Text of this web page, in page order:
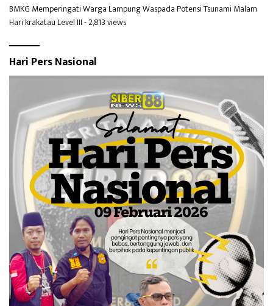
BMKG Memperingati Warga Lampung Waspada Potensi Tsunami Malam
Hari krakatau Level III- 2,813 views
Hari Pers Nasional